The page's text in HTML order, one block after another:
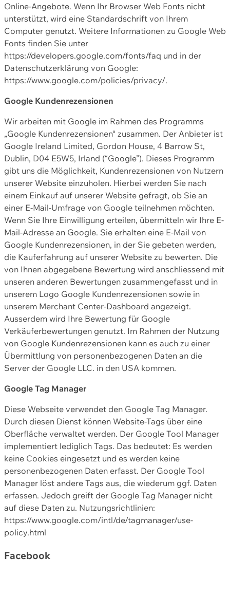
Online-Angebote. Wenn Ihr Browser Web Fonts nicht
unterstützt, wird eine Standardschrift von Ihrem
Computer genutzt. Weitere Informationen zu Google Web
Fonts finden Sie unter
https://developers.google.com/fonts/faq und in der
Datenschutzerklärung von Google:
https://www.google.com/policies/privacy/.
Google Kundenrezensionen
Wir arbeiten mit Google im Rahmen des Programms
„Google Kundenrezensionen“ zusammen. Der Anbieter ist
Google Ireland Limited, Gordon House, 4 Barrow St,
Dublin, D04 E5W5, Irland (“Google”). Dieses Programm
gibt uns die Möglichkeit, Kundenrezensionen von Nutzern
unserer Website einzuholen. Hierbei werden Sie nach
einem Einkauf auf unserer Website gefragt, ob Sie an
einer E-Mail-Umfrage von Google teilnehmen möchten.
Wenn Sie Ihre Einwilligung erteilen, übermitteln wir Ihre E-
Mail-Adresse an Google. Sie erhalten eine E-Mail von
Google Kundenrezensionen, in der Sie gebeten werden,
die Kauferfahrung auf unserer Website zu bewerten. Die
von Ihnen abgegebene Bewertung wird anschliessend mit
unseren anderen Bewertungen zusammengefasst und in
unserem Logo Google Kundenrezensionen sowie in
unserem Merchant Center-Dashboard angezeigt.
Ausserdem wird Ihre Bewertung für Google
Verkäuferbewertungen genutzt. Im Rahmen der Nutzung
von Google Kundenrezensionen kann es auch zu einer
Übermittlung von personenbezogenen Daten an die
Server der Google LLC. in den USA kommen.
Google Tag Manager
Diese Webseite verwendet den Google Tag Manager.
Durch diesen Dienst können Website-Tags über eine
Oberfläche verwaltet werden. Der Google Tool Manager
implementiert lediglich Tags. Das bedeutet: Es werden
keine Cookies eingesetzt und es werden keine
personenbezogenen Daten erfasst. Der Google Tool
Manager löst andere Tags aus, die wiederum ggf. Daten
erfassen. Jedoch greift der Google Tag Manager nicht
auf diese Daten zu. Nutzungsrichtlinien:
https://www.google.com/intl/de/tagmanager/use-
policy.html
Facebook